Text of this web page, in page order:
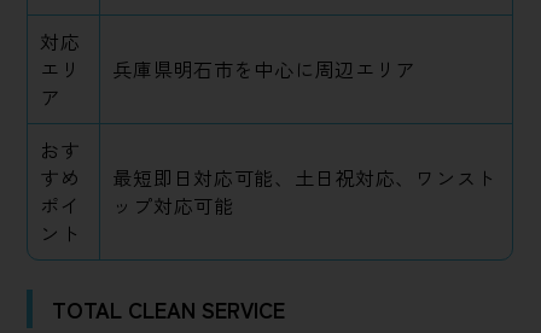
対応
エリ
ア
兵庫県明石市を中心に周辺エリア
おす
すめ
ポイ
ント
最短即日対応可能、土日祝対応、ワンスト
ップ対応可能
TOTAL CLEAN SERVICE